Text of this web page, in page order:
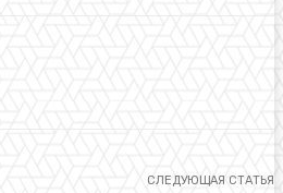
СЛЕДУЮЩАЯ СТАТЬЯ